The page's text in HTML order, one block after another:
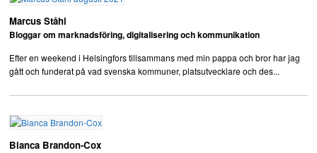
Marcus Ståhl
Bloggar om marknadsföring, digitalisering och kommunikation
Efter en weekend i Helsingfors tillsammans med min pappa och bror har jag
gått och funderat på vad svenska kommuner, platsutvecklare och des...
Bianca Brandon-Cox